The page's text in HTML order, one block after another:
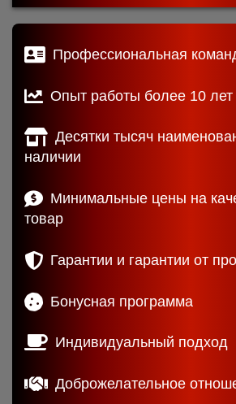
Профессиональная
Опыт работы более 10 лет
Десятки тысяч
наличии
Минимальные цены на
товар
Гарантии и гарантии от
Бонусная программа
Индивидуальный подход
Доброжелательное